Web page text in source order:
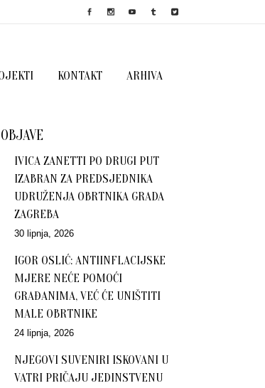
KONTAKT ARHIVA
IVICA ZANETTI PO DRUGI PUT
IZABRAN ZA PREDSJEDNIKA
UDRUŽENJA OBRTNIKA GRADA
ZAGREBA
30 lipnja, 2026
IGOR OSLIĆ: ANTIINFLACIJSKE
MJERE NEĆE POMOĆI
GRAĐANIMA, VEĆ ĆE UNIŠTITI
MALE OBRTNIKE
24 lipnja, 2026
NJEGOVI SUVENIRI ISKOVANI U
VATRI PRIČAJU JEDINSTVENU